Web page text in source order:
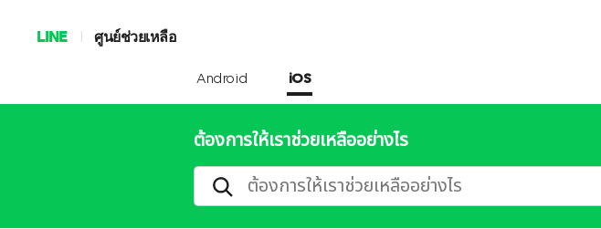
LINE ศูนย์ช่วยเหลือ
Android iOS
ต้องการให้เราช่วยเหลืออย่างไร